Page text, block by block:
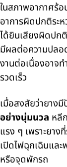
ในสภาพอากาศร้
อาการผิดปกติระ
ได้ยินเสียงผิดปก
มีผลต่อความปลอ
งานต่อเนื่องอาจ
รวดเร็ว
เมื่อสงสัยว่ายาง
อย่างนุ่มนวล หลี
แรง ๆ เพราะยา
เปิดไฟฉุกเฉินแล
หรือจุดพักรถ